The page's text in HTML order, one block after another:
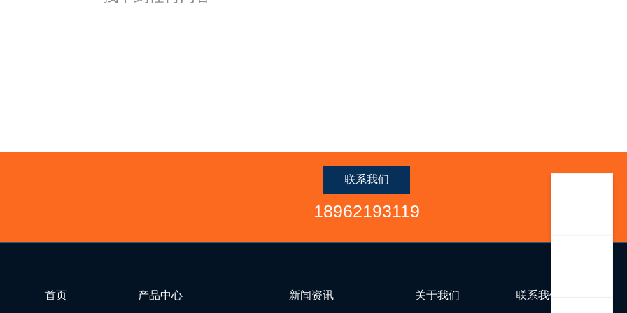
联系我们
18962193119
首页 产品中心 新闻资讯 关于我们 联系我们